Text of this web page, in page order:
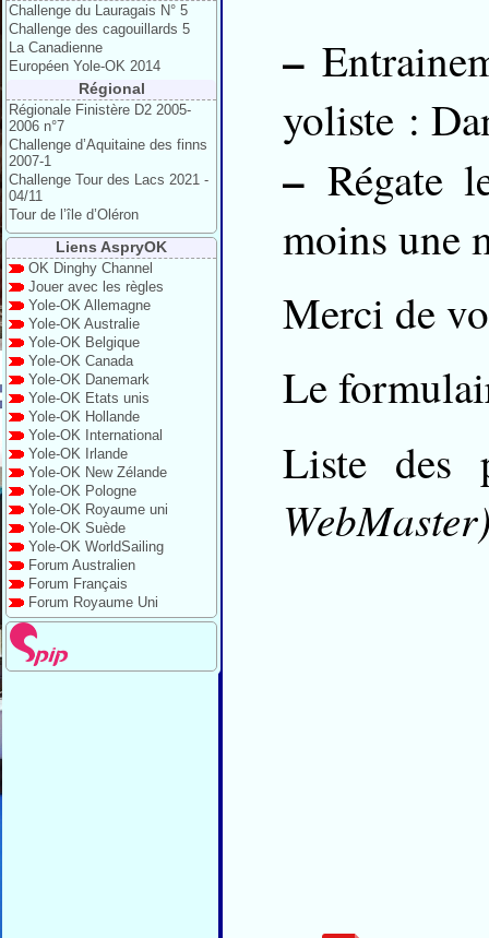
Challenge du Lauragais N° 5
Challenge des cagouillards 5
La Canadienne
Européen Yole-OK 2014
Régional
Régionale Finistère D2 2005-
2006 n°7
Challenge d’Aquitaine des finns
2007-1
Challenge Tour des Lacs 2021 -
04/11
Tour de l’île d’Oléron
Liens AspryOK
OK Dinghy Channel
Jouer avec les règles
Yole-OK Allemagne
Yole-OK Australie
Yole-OK Belgique
Yole-OK Canada
Yole-OK Danemark
Yole-OK Etats unis
Yole-OK Hollande
Yole-OK International
Yole-OK Irlande
Yole-OK New Zélande
Yole-OK Pologne
Yole-OK Royaume uni
Yole-OK Suède
Yole-OK WorldSailing
Forum Australien
Forum Français
Forum Royaume Uni
–
yoliste :
–Régate
moins une
Merci de
Le
Liste des